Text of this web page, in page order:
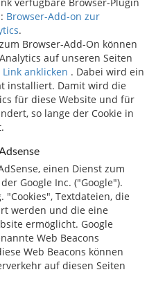
Browser-Add-on zur
.
Browser-Add-On können
auf unseren Seiten
anklicken . Dabei wird ein
installiert. Damit wird die
für diese Website und für
so lange der Cookie in
einen Dienst zum
Google Inc. ("Google").
"Cookies", Textdateien, die
werden und die eine
ermöglicht. Google
Web Beacons
Web Beacons können
auf diesen Seiten